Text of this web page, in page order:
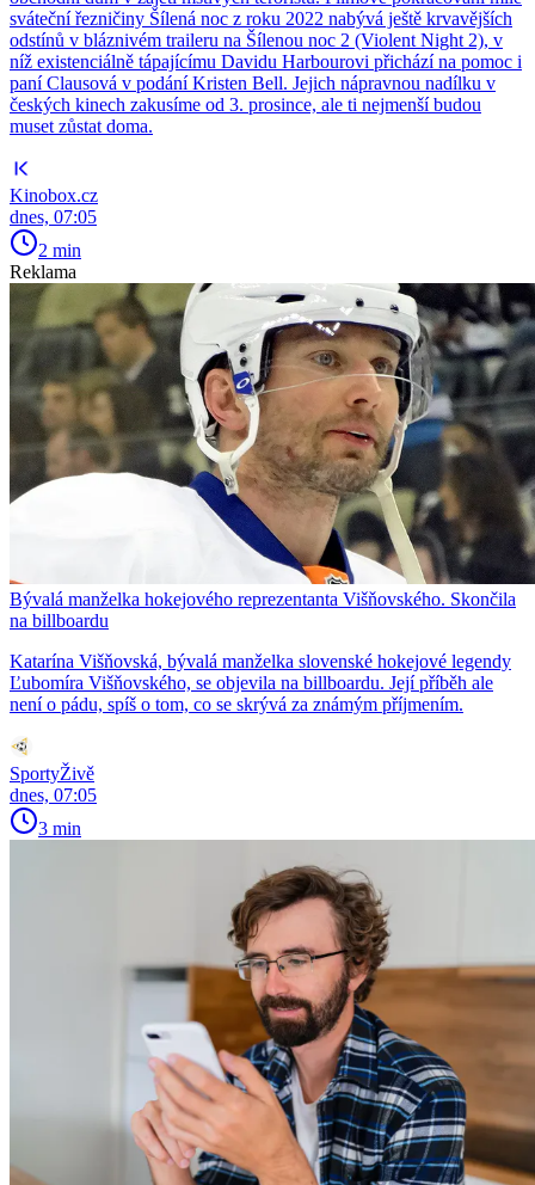
sváteční řezničiny Šílená noc z roku 2022 nabývá ještě krvavějších
odstínů v bláznivém traileru na Šílenou noc 2 (Violent Night 2), v
níž existenciálně tápajícímu Davidu Harbourovi přichází na pomoc i
paní Clausová v podání Kristen Bell. Jejich nápravnou nadílku v
českých kinech zakusíme od 3. prosince, ale ti nejmenší budou
muset zůstat doma.
Kinobox.cz
dnes, 07:05
2 min
Reklama
Bývalá manželka hokejového reprezentanta Višňovského. Skončila
na billboardu
Katarína Višňovská, bývalá manželka slovenské hokejové legendy
Ľubomíra Višňovského, se objevila na billboardu. Její příběh ale
není o pádu, spíš o tom, co se skrývá za známým příjmením.
SportyŽivě
dnes, 07:05
3 min